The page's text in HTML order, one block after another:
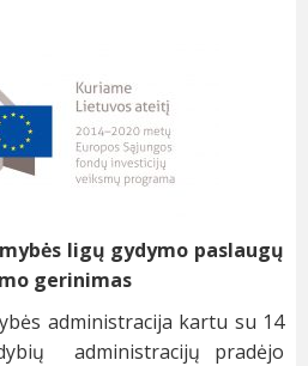
ligų gydymo paslaugų
gerinimas
administracija kartu su 14
administracijų pradėjo